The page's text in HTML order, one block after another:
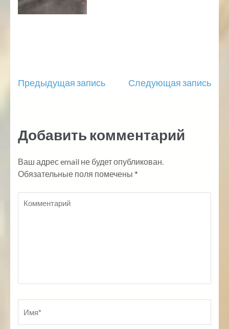
Навигация
записям
Предыдущая запись Следующая запись
Добавить комментарий
Ваш адрес email не будет опубликован.
Обязательные поля помечены *